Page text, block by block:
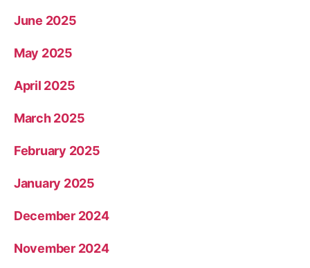
June 2025
May 2025
April 2025
March 2025
February 2025
January 2025
December 2024
November 2024